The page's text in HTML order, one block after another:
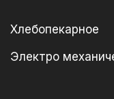
Хлебопекарное
Электро